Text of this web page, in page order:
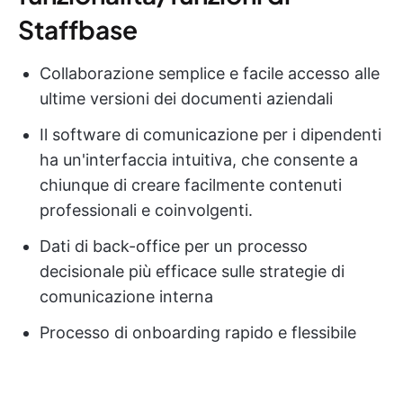
Staffbase
Collaborazione semplice e facile accesso alle
ultime versioni dei documenti aziendali
Il software di comunicazione per i dipendenti
ha un'interfaccia intuitiva, che consente a
chiunque di creare facilmente contenuti
professionali e coinvolgenti.
Dati di back-office per un processo
decisionale più efficace sulle strategie di
comunicazione interna
Processo di onboarding rapido e flessibile